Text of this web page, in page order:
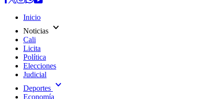
Inicio
Noticias expand_more
Cali
Licita
Política
Elecciones
Judicial
Deportes expand_more
Economía